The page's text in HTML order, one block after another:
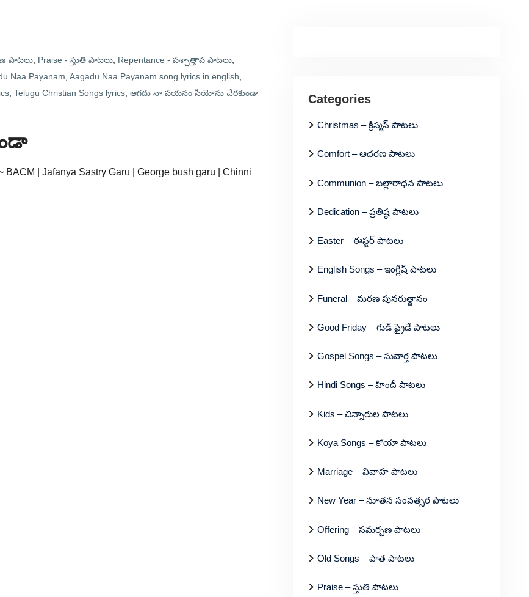
పాటలు Praise - స్తుతి పాటలు Repentance - పశ్చాత్తాప పాటలు
Naa Payanam Aagadu Naa Payanam song lyrics in english
Telugu Christian Songs lyrics ఆగదు నా పయనం సీయోను చేరకుండా
| Jafanya Sastry Garu | George bush garu | Chinni
Categories
Christmas – క్రిస్మస్ పాటలు
Comfort – ఆదరణ పాటలు
Communion – బల్లారాధన పాటలు
Dedication – ప్రతిష్ఠ పాటలు
Easter – ఈస్టర్ పాటలు
English Songs – ఇంగ్లీష్ పాటలు
Funeral – మరణ పునరుత్దానం
Good Friday – గుడ్ ఫ్రైడే పాటలు
Gospel Songs – సువార్త పాటలు
Hindi Songs – హిందీ పాటలు
Kids – చిన్నారుల పాటలు
Koya Songs – కోయా పాటలు
Marriage – వివాహ పాటలు
New Year – నూతన సంవత్సర పాటలు
Offering – సమర్పణ పాటలు
Old Songs – పాత పాటలు
Praise – స్తుతి పాటలు